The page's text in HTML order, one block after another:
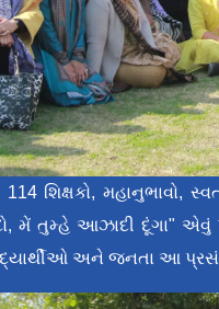
શિક્ષકો, મહાનુભાવો,
મેં તુમ્હે આઝાદી દૂંગા" એવું
અને જનતા આ